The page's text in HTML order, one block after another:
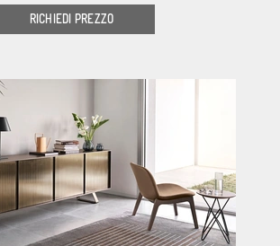
RICHIEDI PREZZO